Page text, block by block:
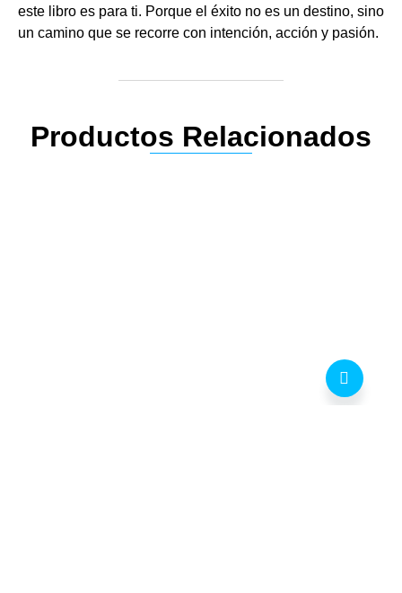
este libro es para ti. Porque el éxito no es un destino, sino
un camino que se recorre con intención, acción y pasión.
Productos Relacionados